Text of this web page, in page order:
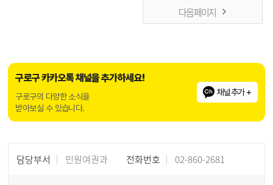
다음 페이지
구로구 카카오톡 채널을 추가하세요!
구로구의 다양한 소식을
받아보실 수 있습니다.
채널추가 +
담당부서 민원여권과 전화번호 02-860-2681